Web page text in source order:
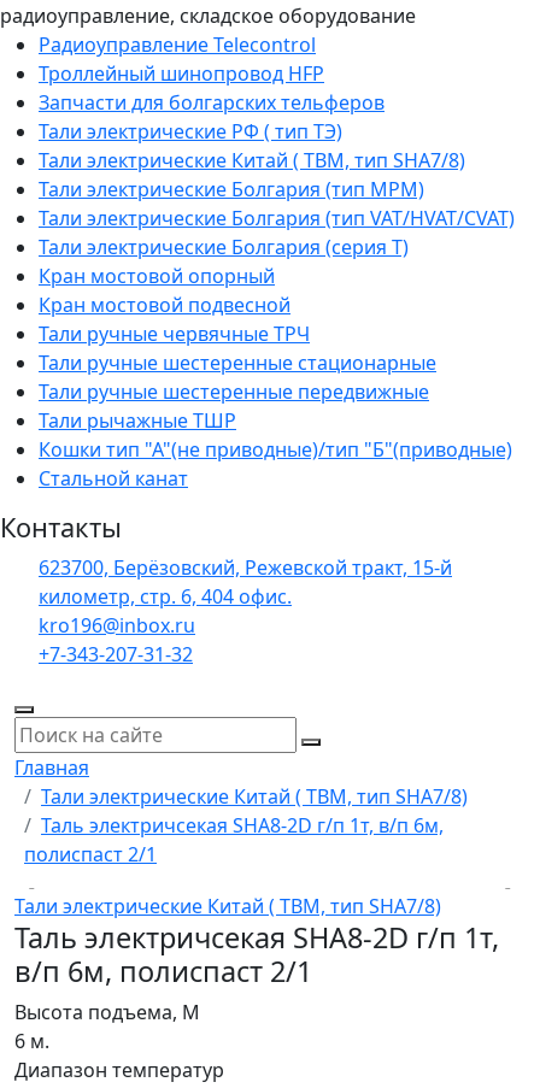
радиоуправление, складское оборудование
Радиоуправление Telecontrol
Троллейный шинопровод HFP
Запчасти для болгарских тельферов
Тали электрические РФ ( тип ТЭ)
Тали электрические Китай ( TBM, тип SHA7/8)
Тали электрические Болгария (тип МРМ)
Тали электрические Болгария (тип VAT/HVAT/CVAT)
Тали электрические Болгария (серия Т)
Кран мостовой опорный
Кран мостовой подвесной
Тали ручные червячные ТРЧ
Тали ручные шестеренные стационарные
Тали ручные шестеренные передвижные
Тали рычажные ТШР
Кошки тип "А"(не приводные)/тип "Б"(приводные)
Стальной канат
Контакты
623700, Берёзовский, Режевской тракт, 15-й
километр, стр. 6, 404 офис.
kro196@inbox.ru
+7-343-207-31-32
Главная
Тали электрические Китай ( TBM, тип SHA7/8)
Таль электричсекая SHA8-2D г/п 1т, в/п 6м,
полиспаст 2/1
Тали электрические Китай ( TBM, тип SHA7/8)
Таль электричсекая SHA8-2D г/п 1т,
в/п 6м, полиспаст 2/1
Высота подъема, М
6 м.
Диапазон температур